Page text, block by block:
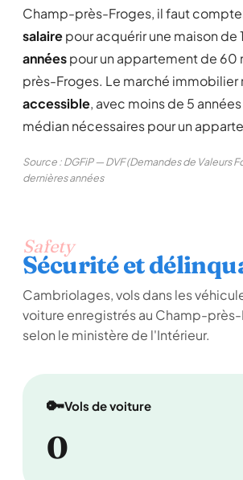
Champ-près-Froges, il faut
salairepour acquérir une maison de
annéespour un appartement de 60
près-Froges. Le marché immobilier
accessible, avec moins de 5
médian nécessaires pour un
Source : DGFiP — DVF (Demandes de Valeurs
dernières années
Safety
Sécurité et
Cambriolages, vols dans les
voiture enregistrés au Champ-
selon le ministère de l'Intérieur.
🔑Vols de voiture
0